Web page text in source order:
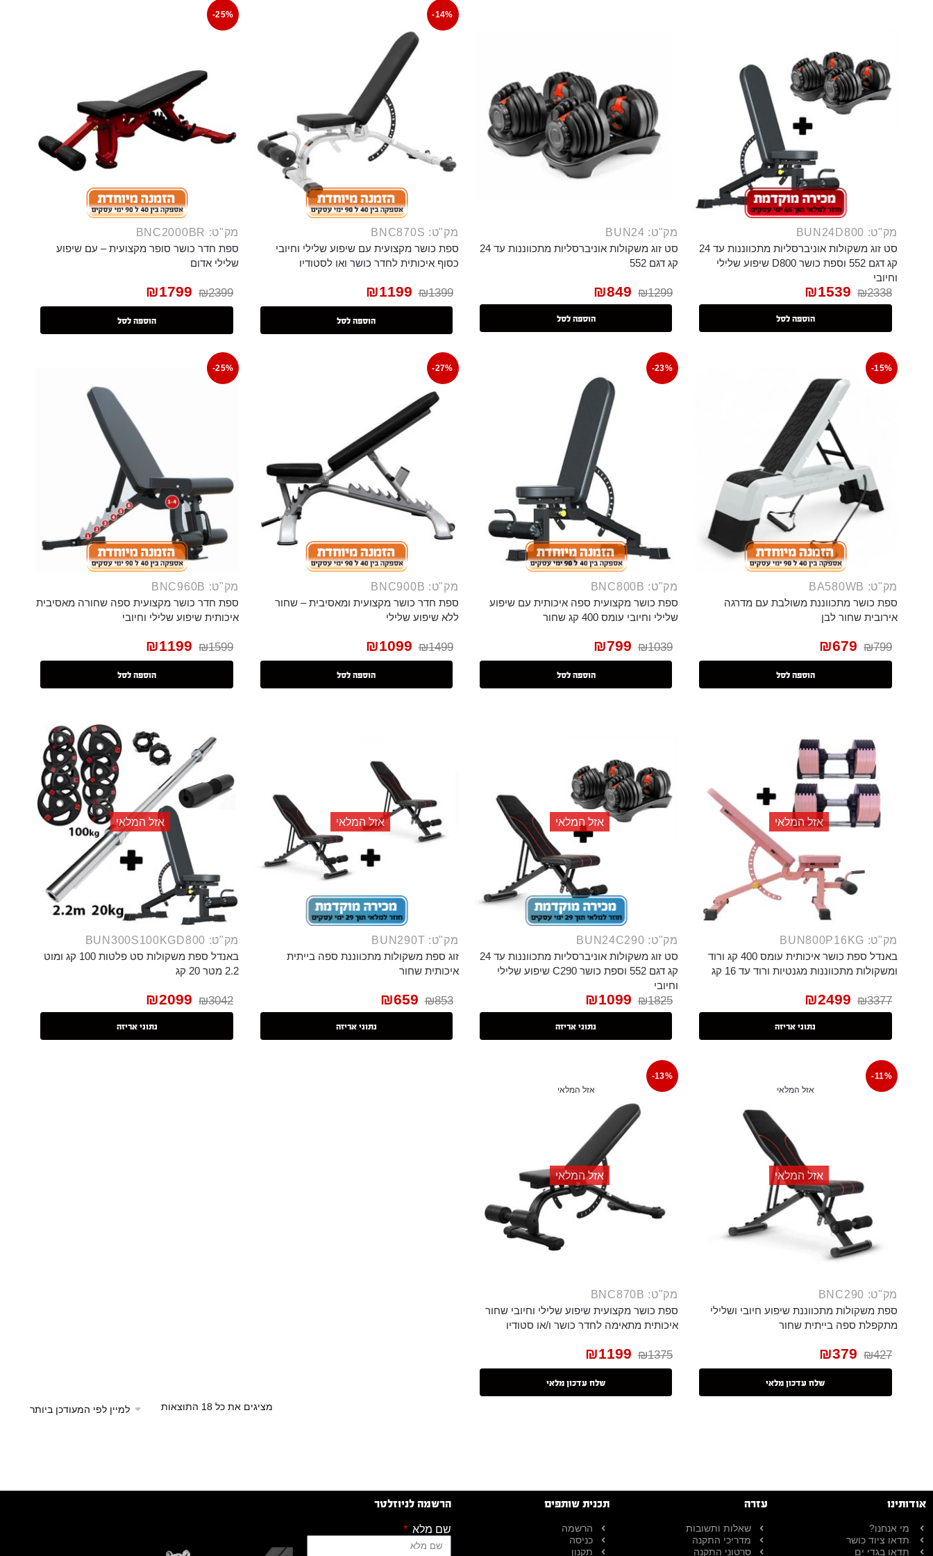
מק"ט: BUN24D800
סט זוג משקולות אוניברסליות מתכווננות עד 24
קג דגם 552 וספת כושר D800 שיפוע שלילי
וחיובי
₪2338
₪1539
הוספה לסל
מק"ט: BUN24
סט זוג משקולות אוניברסליות מתכווננות עד 24
קג דגם 552
₪1299
₪849
הוספה לסל
-14%
מק"ט: BNC870S
ספת כושר מקצועית עם שיפוע שלילי וחיובי
כסוף איכותית לחדר כושר ואו לסטודיו
₪1399
₪1199
הוספה לסל
-25%
מק"ט: BNC2000BR
ספת חדר כושר סופר מקצועית – עם שיפוע
שלילי אדום
₪2399
₪1799
הוספה לסל
-15%
מק"ט: BA580WB
ספת כושר מתכווננת משולבת עם מדרגה
אירובית שחור לבן
₪799
₪679
הוספה לסל
-23%
מק"ט: BNC800B
ספת כושר מקצועית ספה איכותית עם שיפוע
שלילי וחיובי עומס 400 קג שחור
₪1039
₪799
הוספה לסל
-27%
מק"ט: BNC900B
ספת חדר כושר מקצועית ומאסיבית – שחור
ללא שיפוע שלילי
₪1499
₪1099
הוספה לסל
-25%
מק"ט: BNC960B
ספת חדר כושר מקצועית ספה שחורה מאסיבית
איכותית שיפוע שלילי וחיובי
₪1599
₪1199
הוספה לסל
אזל המלאי
מק"ט: BUN800P16KG
באנדל ספת כושר איכותית עומס 400 קג ורוד
ומשקולות מתכווננות מגנטיות ורוד עד 16 קג
₪3377
₪2499
נתוני אריזה
אזל המלאי
מק"ט: BUN24C290
סט זוג משקולות אוניברסליות מתכווננות עד 24
קג דגם 552 וספת כושר C290 שיפוע שלילי
וחיובי
₪1825
₪1099
נתוני אריזה
אזל המלאי
מק"ט: BUN290T
זוג ספת משקולות מתכווננת ספה בייתית
איכותית שחור
₪853
₪659
נתוני אריזה
אזל המלאי
מק"ט: BUN300S100KGD800
באנדל ספת משקולות סט פלטות 100 קג ומוט
2.2 מטר 20 קג
₪3042
₪2099
נתוני אריזה
-11%
אזל המלאי
אזל המלאי
מק"ט: BNC290
ספת משקולות מתכווננת שיפוע חיובי ושלילי
מתקפלת ספה בייתית שחור
₪427
₪379
שלח עדכון מלאי
-13%
אזל המלאי
אזל המלאי
מק"ט: BNC870B
ספת כושר מקצועית שיפוע שלילי וחיובי שחור
איכותית מתאימה לחדר כושר ו/או סטודיו
₪1375
₪1199
שלח עדכון מלאי
מציגים את כל ⁦18⁩ התוצאות
אודותינו
מי אנחנו?
תדאו ציוד כושר
תדאו בגדי ים
עזרה
שאלות ותשובות
מדריכי התקנה
סרטוני התקנה
תכנית שותפים
הרשמה
כניסה
תקנון
הרשמה לניוזלטר
שם מלא